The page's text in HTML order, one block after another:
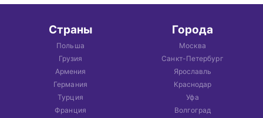
Страны
Польша
Грузия
Армения
Германия
Турция
Франция
Города
Москва
Санкт-Петербург
Ярославль
Краснодар
Уфа
Волгоград